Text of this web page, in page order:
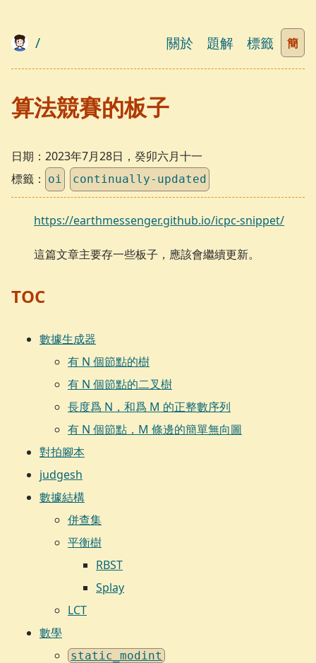
/ 關於 題解 標籤 簡
算法競賽的板子
日期： 2023年7月28日，癸卯六月十一
標籤：
oi continually-updated
https://earthmessenger.github.io/icpc-snippet/
這篇文章主要存一些板子，應該會繼續更新。
TOC
數據生成器
有 N 個節點的樹
有 N 個節點的二叉樹
長度爲 N，和爲 M 的正整數序列
有 N 個節點，M 條邊的簡單無向圖
對拍腳本
judgesh
數據結構
併查集
平衡樹
RBST
Splay
LCT
數學
static_modint